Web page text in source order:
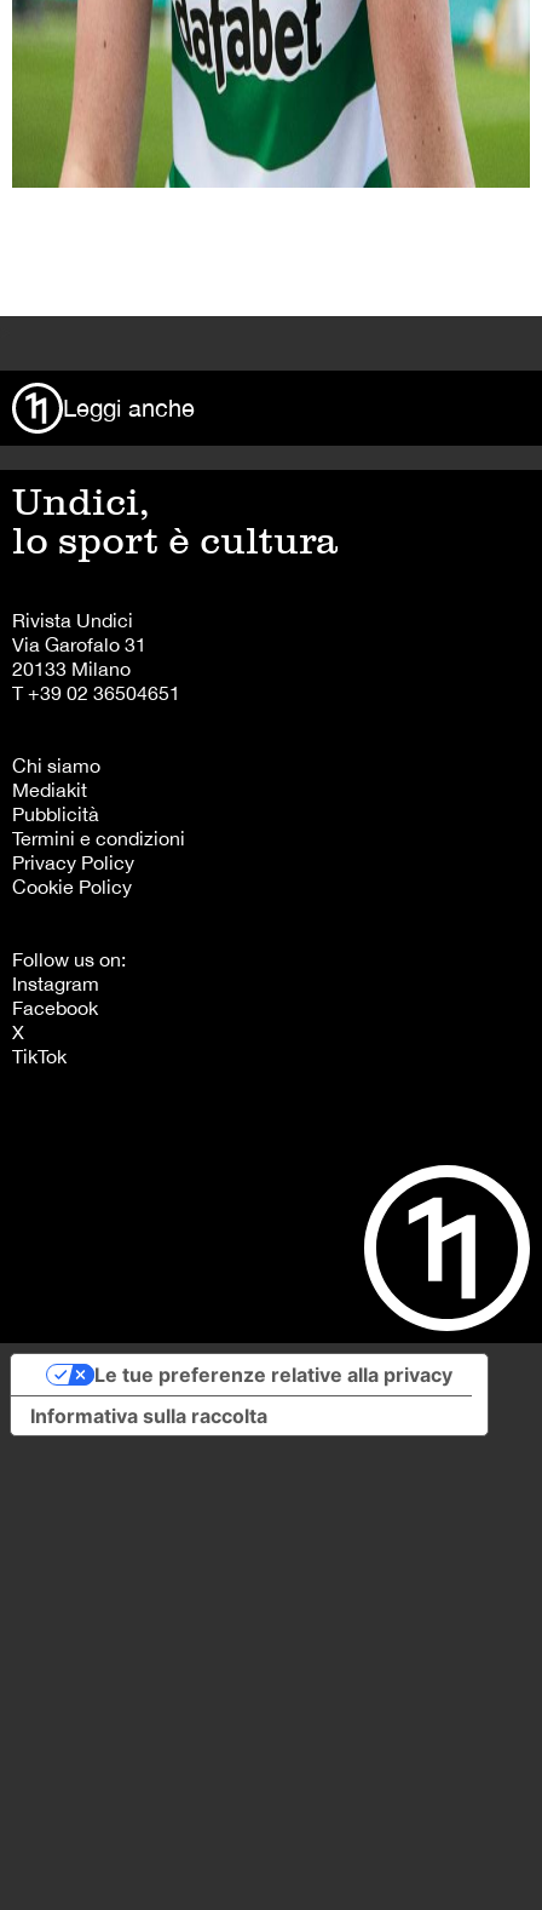
Leggi anche
Undici,
lo sport è cultura
Rivista Undici
Via Garofalo 31
20133 Milano
T +39 02 36504651
Chi siamo
Mediakit
Pubblicità
Termini e condizioni
Privacy Policy
Cookie Policy
Follow us on:
Instagram
Facebook
X
TikTok
Informativa sulla raccolta
Le tue preferenze relative alla privacy